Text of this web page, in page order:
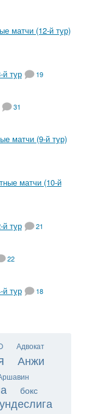
матчи (12-й тур)
й тур 19
31
матчи (9-й тур)
матчи (10-й
й тур 21
22
й тур 18
Адвокат
Анжи
бокс